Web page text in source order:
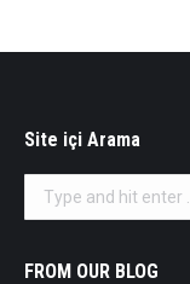
Site içi Arama
Search:
FROM OUR BLOG